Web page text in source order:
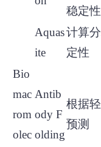
稳定
Aquas
ite
计算
定性
Bio
mac
rom
olec
Antib
ody F
olding
根据
预测